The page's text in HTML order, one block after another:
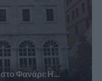
Φανάρι: Η...